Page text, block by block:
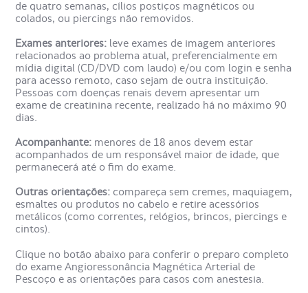
recomendado para portadores de marca-passo, implantes
auditivos ou mesmo fragmentos metálicos.
Como é o preparo da
Angioressonância Magnética
Arterial de Pescoço?
de quatro semanas, cílios postiços magnéticos ou
colados, ou piercings não removidos.
Exames anteriores: leve exames de imagem anteriores
relacionados ao problema atual, preferencialmente em
mídia digital (CD/DVD com laudo) e/ou com login e senha
para acesso remoto, caso sejam de outra instituição.
Pessoas com doenças renais devem apresentar um
exame de creatinina recente, realizado há no máximo 90
dias.
Acompanhante: menores de 18 anos devem estar
acompanhados de um responsável maior de idade, que
permanecerá até o fim do exame.
Outras orientações: compareça sem cremes, maquiagem,
esmaltes ou produtos no cabelo e retire acessórios
metálicos (como correntes, relógios, brincos, piercings e
cintos).
Clique no botão abaixo para conferir o preparo completo
do exame Angioressonância Magnética Arterial de
Pescoço e as orientações para casos com anestesia.